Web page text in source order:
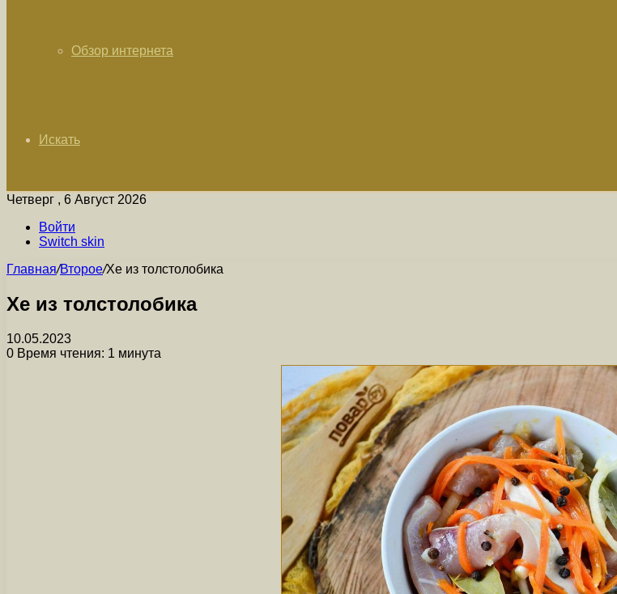
Обзор интернета
Искать
Четверг , 6 Август 2026
Войти
Switch skin
Главная/Второе/Хе из толстолобика
Хе из толстолобика
10.05.2023
0 Время чтения: 1 минута